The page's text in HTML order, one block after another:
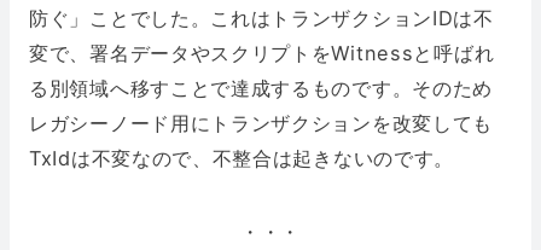
防ぐ」ことでした。これはトランザクションIDは不
変で、署名データやスクリプトをWitnessと呼ばれ
る別領域へ移すことで達成するものです。そのため
レガシーノード用にトランザクションを改変しても
TxIdは不変なので、不整合は起きないのです。
・・・